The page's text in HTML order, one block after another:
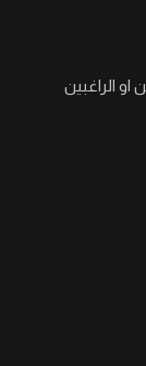
او الراغبين